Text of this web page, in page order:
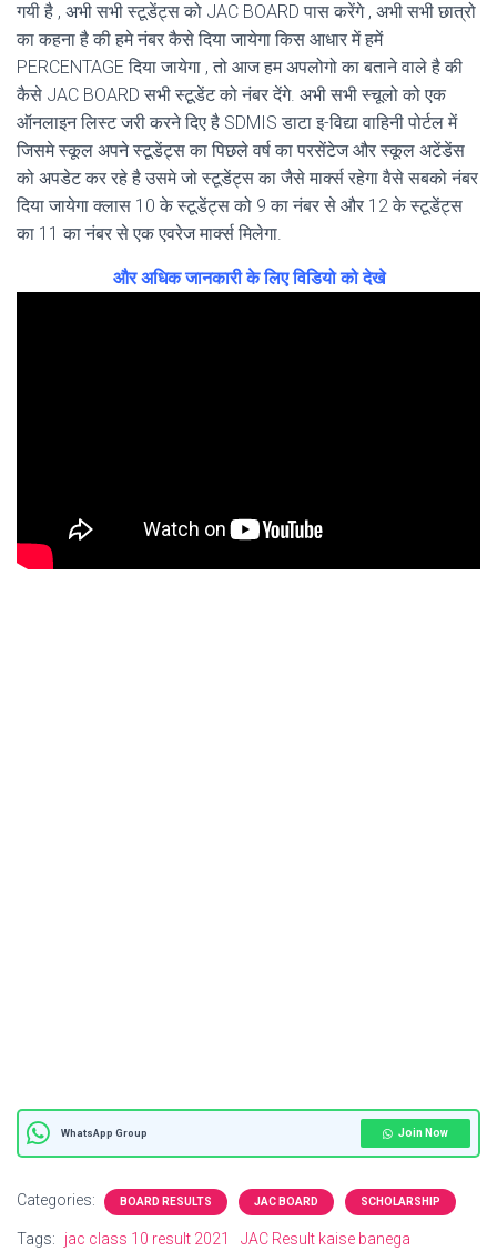
गयी है , अभी सभी स्टूडेंट्स को JAC BOARD पास करेंगे , अभी सभी छात्रो
का कहना है की हमे नंबर कैसे दिया जायेगा किस आधार में हमें
PERCENTAGE दिया जायेगा , तो आज हम अपलोगो का बताने वाले है की
कैसे JAC BOARD सभी स्टूडेंट को नंबर देंगे. अभी सभी स्चूलो को एक
ऑनलाइन लिस्ट जरी करने दिए है SDMIS डाटा इ-विद्या वाहिनी पोर्टल में
जिसमे स्कूल अपने स्टूडेंट्स का पिछले वर्ष का परसेंटेज और स्कूल अटेंडेंस
को अपडेट कर रहे है उसमे जो स्टूडेंट्स का जैसे मार्क्स रहेगा वैसे सबको नंबर
दिया जायेगा क्लास 10 के स्टूडेंट्स को 9 का नंबर से और 12 के स्टूडेंट्स
का 11 का नंबर से एक एवरेज मार्क्स मिलेगा.
और अधिक जानकारी के लिए विडियो को देखे
WhatsApp Group Join Now
Categories: BOARD RESULTS JAC BOARD SCHOLARSHIP
Tags: jac class 10 result 2021
JAC Result kaise banega